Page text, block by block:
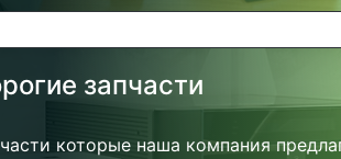
запчасти
которые наша компания